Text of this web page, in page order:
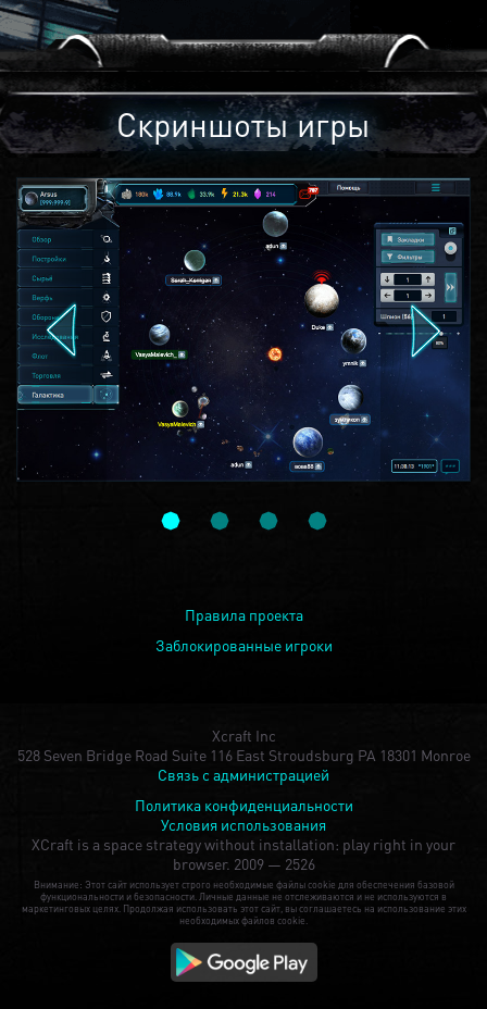
Скриншоты игры
Правила проекта
Заблокированные игроки
Xcraft Inc
528 Seven Bridge Road Suite 116 East Stroudsburg PA 18301 Monroe
Связь с администрацией
Политика конфиденциальности
Условия использования
XCraft is a space strategy without installation: play right in your
browser. 2009 — 2526
Внимание: Этот сайт использует строго необходимые файлы cookie для обеспечения базовой
функциональности и безопасности. Личные данные не отслеживаются и не используются в
маркетинговых целях. Продолжая использовать этот сайт, вы соглашаетесь на использование этих
необходимых файлов cookie.